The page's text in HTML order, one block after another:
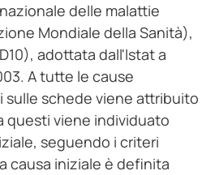
delle malattie
Mondiale della Sanità),
adottata dall'Istat a
A tutte le cause
schede viene attribuito
questi viene individuato
seguendo i criteri
causa iniziale è definita